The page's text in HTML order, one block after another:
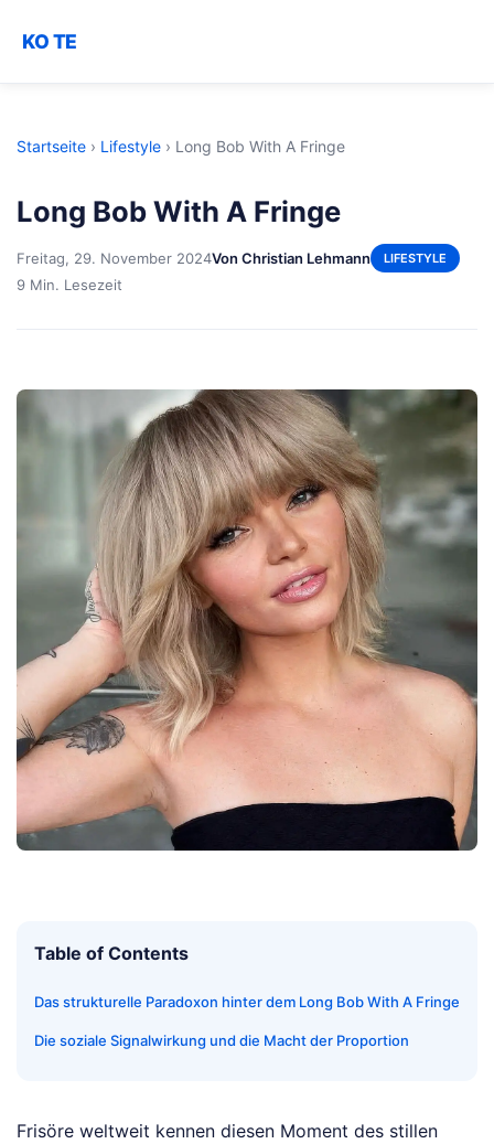
KO TE
Startseite › Lifestyle › Long Bob With A Fringe
Long Bob With A Fringe
Freitag, 29. November 2024Von Christian Lehmann LIFESTYLE
9 Min. Lesezeit
Table of Contents
Das strukturelle Paradoxon hinter dem Long Bob With A Fringe
Die soziale Signalwirkung und die Macht der Proportion
Frisöre weltweit kennen diesen Moment des stillen